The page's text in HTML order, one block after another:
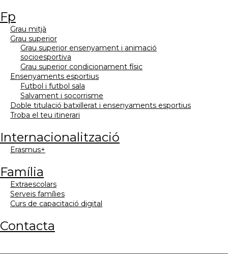
fp
grau mitjà
grau superior
grau superior ensenyament i animació
socioesportiva
grau superior condicionament físic
ensenyaments esportius
futbol i futbol sala
salvament i socorrisme
doble titulació batxillerat i ensenyaments esportius
troba el teu itinerari
internacionalització
erasmus+
família
extraescolars
serveis famílies
curs de capacitació digital
contacta